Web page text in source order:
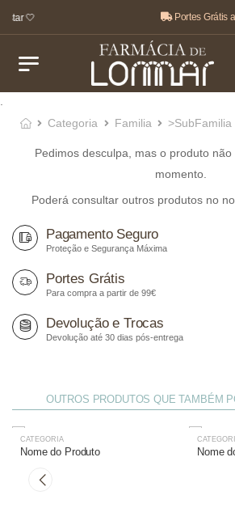
🤍 Portes Grátis
Categoria
Familia >SubFamilia
Pedimos desculpa, mas o produto
momento.
Poderá consultar outros produtos no
Pagamento Seguro
Proteção e Segurança Máxima
Portes Grátis
Para compra a partir de 99€
Devolução e Trocas
Devolução até 30 dias pós-entrega
OUTROS PRODUTOS QUE TAMBÉM
-27%
CATEGORIA
Nome do Produto
-27%
Nome